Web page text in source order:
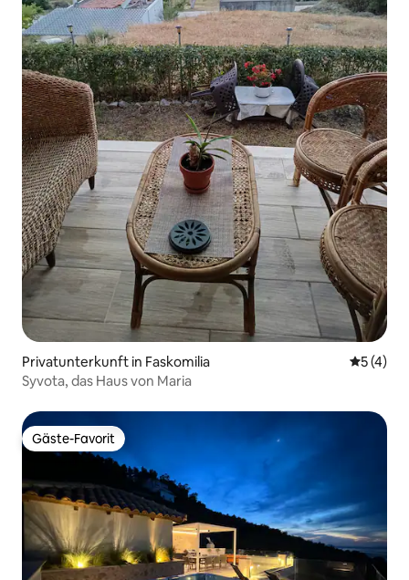
Privatunterkunft in Faskomilia
5 (4)
Syvota, das Haus von Maria
Gäste-Favorit
Gäste-Favorit